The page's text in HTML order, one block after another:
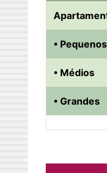
• Pequenos
• Médios
• Grandes